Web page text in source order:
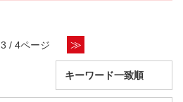
3 / 4ページ ≫